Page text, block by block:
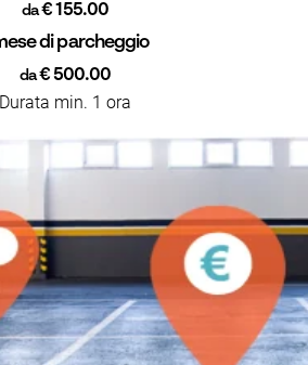
da€ 155.00
di parcheggio
da€ 500.00
Durata min. 1 ora